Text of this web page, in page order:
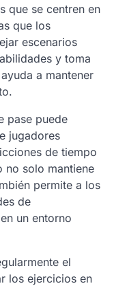
que se centren en
que los
escenarios
y toma
a mantener
pase puede
jugadores
de tiempo
no solo mantiene
permite a los
de
un entorno
el
los ejercicios en